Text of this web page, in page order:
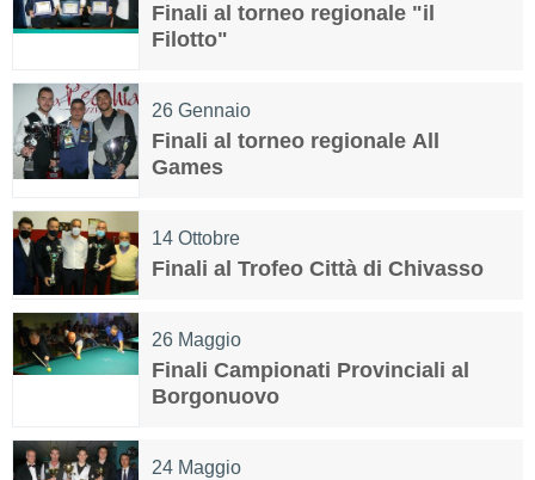
Finali al torneo regionale "il
Filotto"
26 Gennaio
Finali al torneo regionale All
Games
14 Ottobre
Finali al Trofeo Città di Chivasso
26 Maggio
Finali Campionati Provinciali al
Borgonuovo
24 Maggio